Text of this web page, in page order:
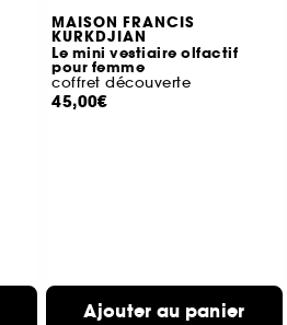
MAISON FRANCIS
KURKDJIAN
Le mini vestiaire olfactif
pour femme
coffret découverte
45,00€
Ajouter au panier